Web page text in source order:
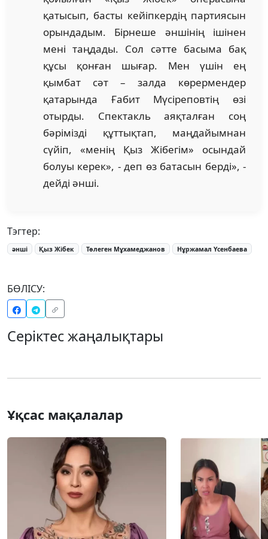
қатысып, басты кейіпкердің партиясын
орындадым. Бірнеше әншінің ішінен
мені таңдады. Сол сәтте басыма бақ
құсы қонған шығар. Мен үшін ең
қымбат сәт – залда көрермендер
қатарында Ғабит Мүсіреповтің өзі
отырды. Спектакль аяқталған соң
бәрімізді құттықтап, маңдайымнан
сүйіп, «менің Қыз Жібегім» осындай
болуы керек», - деп өз батасын берді», -
дейді әнші.
Тэгтер:
әнші Қыз Жібек Төлеген Мұхамеджанов Нұржамал Үсенбаева
БӨЛІСУ:
Серіктес жаңалықтары
Ұқсас мақалалар